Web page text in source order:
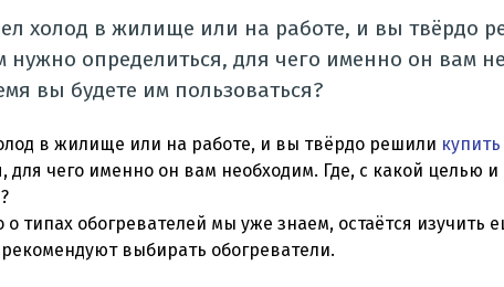
холод в жилище или на работе, и вы твёрдо
нужно определиться, для чего именно он вам
вы будете им пользоваться?
в жилище или на работе, и вы твёрдо решили
для чего именно он вам необходим. Где, с какой целью
о типах обогревателей мы уже знаем, остаётся изучить
выбирать обогреватели.